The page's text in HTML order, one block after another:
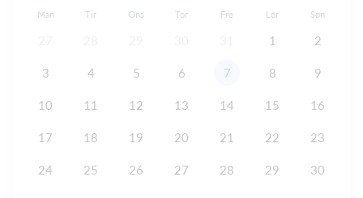
Man Tir Ons Tor Fre Lør Søn
1 2
3 4 5 6 7 8 9
10 11 12 13 14 15 16
17 18 19 20 21 22 23
24 25 26 27 28 29 30